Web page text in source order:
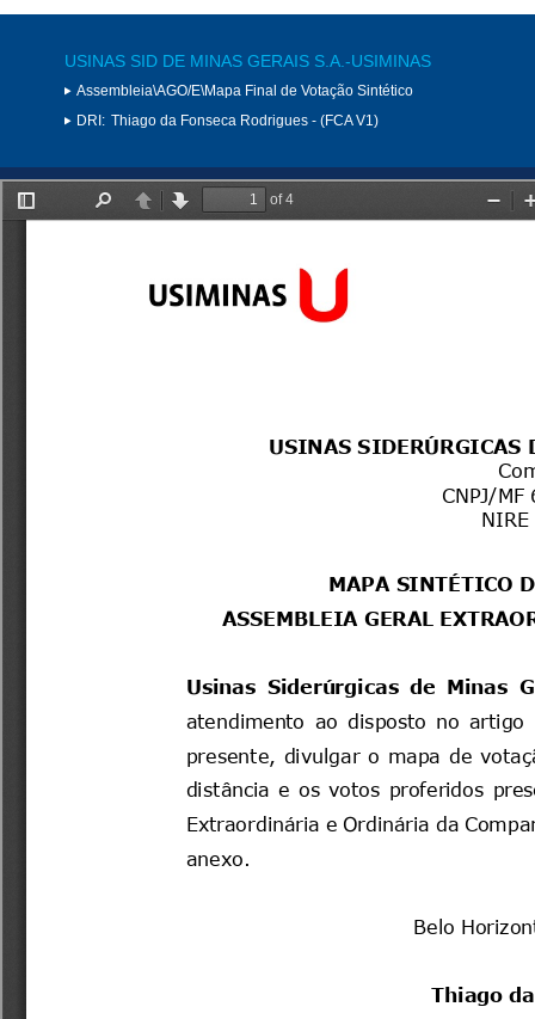
USINAS SID DE MINAS GERAIS S.A.-USIMINAS
Assembleia\AGO/E\Mapa Final de Votação Sintético
DRI: Thiago da Fonseca Rodrigues - (FCA V1)